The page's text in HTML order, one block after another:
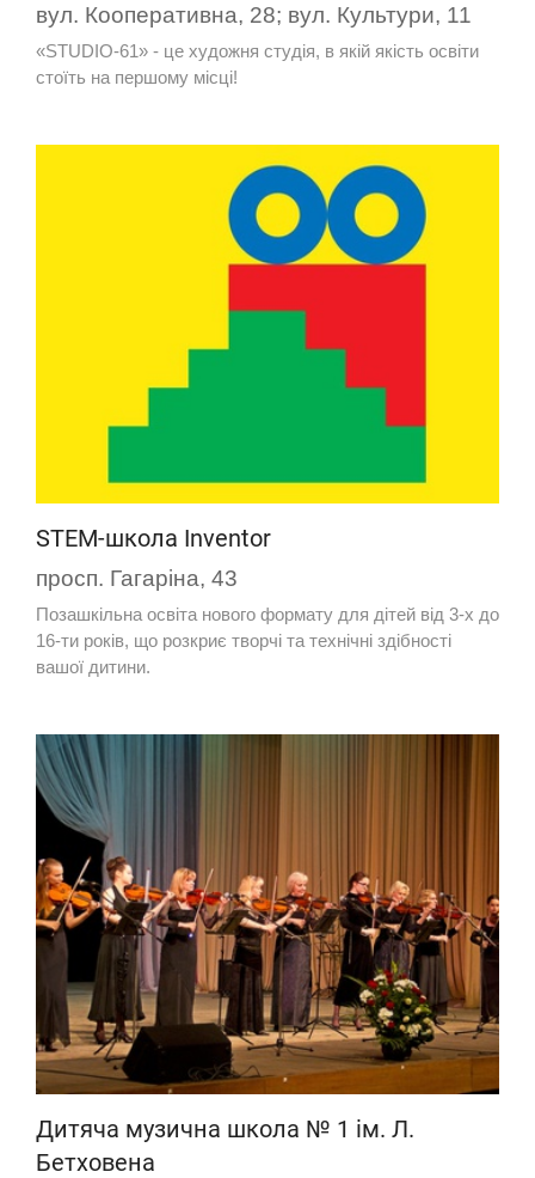
вул. Кооперативна, 28; вул. Культури, 11
«STUDIO-61» - це художня студія, в якій якість освіти
стоїть на першому місці!
STEM-школа Inventor
просп. Гагаріна, 43
Позашкільна освіта нового формату для дітей від 3-х до
16-ти років, що розкриє творчі та технічні здібності
вашої дитини.
Дитяча музична школа № 1 ім. Л.
Бетховена